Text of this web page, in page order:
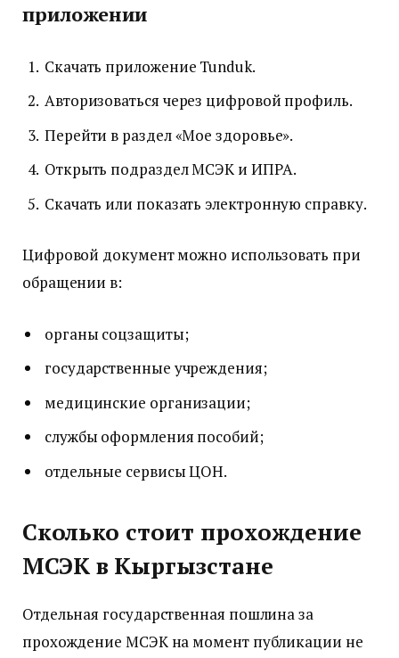
приложении
Скачать приложение Tunduk.
Авторизоваться через цифровой профиль.
Перейти в раздел «Мое здоровье».
Открыть подраздел МСЭК и ИПРА.
Скачать или показать электронную справку.
Цифровой документ можно использовать при
обращении в:
органы соцзащиты;
государственные учреждения;
медицинские организации;
службы оформления пособий;
отдельные сервисы ЦОН.
Сколько стоит прохождение
МСЭК в Кыргызстане
Отдельная государственная пошлина за
прохождение МСЭК на момент публикации не